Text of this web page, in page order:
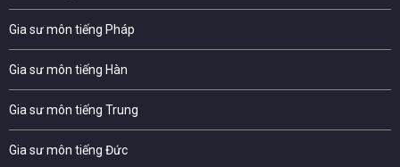
Gia sư môn tiếng Pháp
Gia sư môn tiếng Hàn
Gia sư môn tiếng Trung
Gia sư môn tiếng Đức